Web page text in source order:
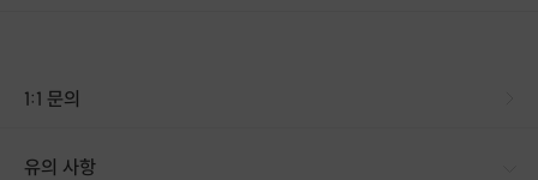
1:1 문의
유의 사항